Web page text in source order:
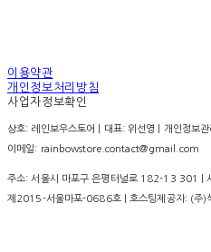
이용약관
개인정보처리방침
사업자정보확인
상호: 레인보우스토어 | 대표: 위선영 | 개인정
이메일: rainbowstore.contact@gmail.com
주소: 서울시 마포구 은평터널로 182-13 301 |
제2015-서울마포-0686호| 호스팅제공자: (주)